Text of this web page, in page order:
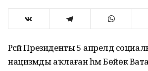
Рәсәй Президенты 5 апрелдә социаль
нацизмды аҡлаған һәм Бөйөк